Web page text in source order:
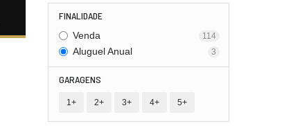
FINALIDADE
Venda 114
Aluguel Anual 3
GARAGENS
1+ 2+ 3+ 4+ 5+